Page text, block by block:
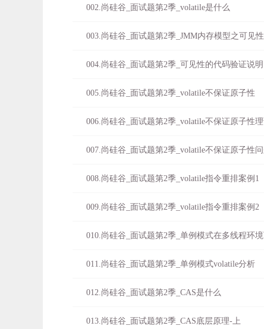
002.尚硅谷_面试题第2季_volatile是什么
003.尚硅谷_面试题第2季_JMM内存模型之可见性
004.尚硅谷_面试题第2季_可见性的代码验证说明
005.尚硅谷_面试题第2季_volatile不保证原子性
006.尚硅谷_面试题第2季_volatile不保证原子性
007.尚硅谷_面试题第2季_volatile不保证原子性
008.尚硅谷_面试题第2季_volatile指令重排案例1
009.尚硅谷_面试题第2季_volatile指令重排案例2
010.尚硅谷_面试题第2季_单例模式在多线程环
011.尚硅谷_面试题第2季_单例模式volatile分析
012.尚硅谷_面试题第2季_CAS是什么
013.尚硅谷_面试题第2季_CAS底层原理-上